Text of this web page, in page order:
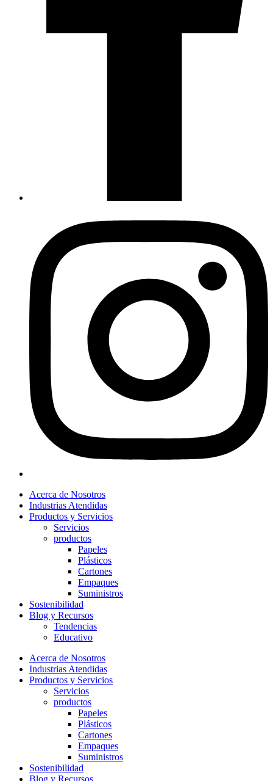
Acerca de Nosotros
Industrias Atendidas
Productos y Servicios
Servicios
productos
Papeles
Plásticos
Cartones
Empaques
Suministros
Sostenibilidad
Blog y Recursos
Tendencias​
Educativo
Acerca de Nosotros
Industrias Atendidas
Productos y Servicios
Servicios
productos
Papeles
Plásticos
Cartones
Empaques
Suministros
Sostenibilidad
Blog y Recursos